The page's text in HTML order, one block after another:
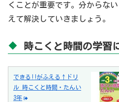
くことが重要です。分からな
えて解決していきましょう。
時こくと時間の学習
できる!!がふえる↑ドリ
ル 時こくと時間・たんい
3年